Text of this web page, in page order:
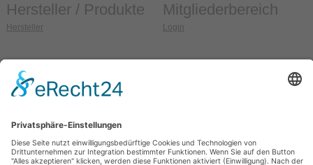
Hersteller / Produkte
Hersteller
Mitgliederbereich
Login
Anschrift
Güteschutz Ziegel e.V.
Weidehofstraße 15
OT Blankenhain
So erreichen Sie uns